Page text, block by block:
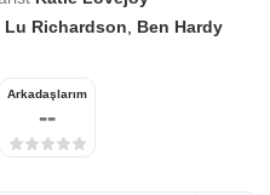
Lu Richardson
Ben Hardy
Arkadaşlarım
--